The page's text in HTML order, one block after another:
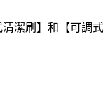
潔刷】和【可調